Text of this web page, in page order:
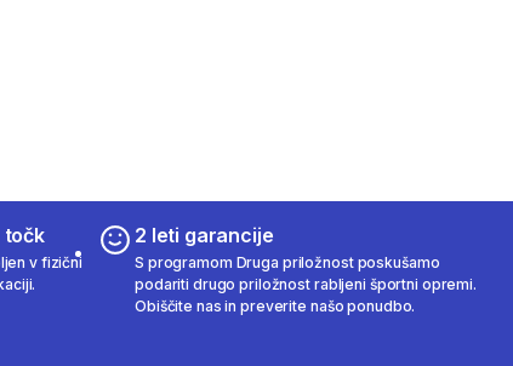
točk
v fizični
2 leti garancije
S programom Druga priložnost poskušamo
podariti drugo priložnost rabljeni športni opremi.
Obiščite nas in preverite našo ponudbo.